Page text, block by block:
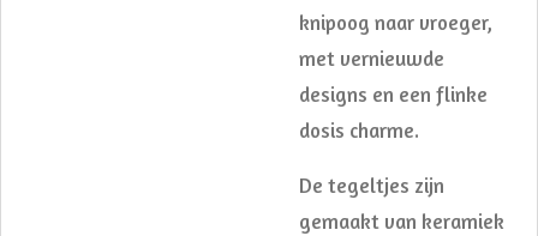
knipoog naar vroeger,
met vernieuwde
designs en een flinke
dosis charme.
De tegeltjes zijn
gemaakt van keramiek